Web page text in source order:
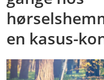
en kasus-